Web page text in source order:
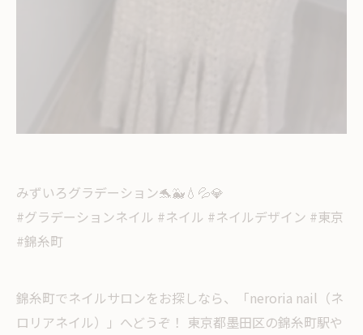
みずいろグラデーション🐬🐳💧💦💎
#グラデーションネイル #ネイル #ネイルデザイン #東京
#錦糸町
錦糸町でネイルサロンをお探しなら、「neroria nail（ネ
ロリアネイル）」へどうぞ！ 東京都墨田区の錦糸町駅や